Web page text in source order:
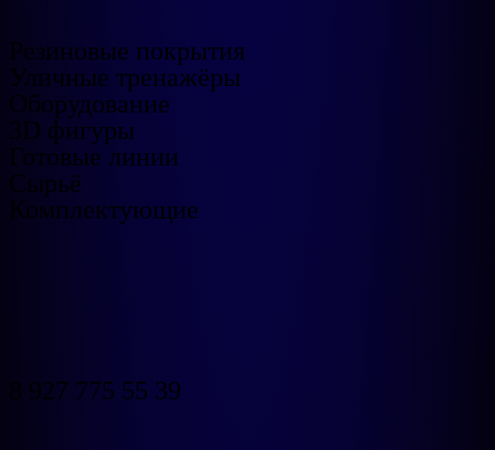
Резиновые покрытия
Уличные тренажёры
Оборудование
3D фигуры
Готовые линии
Сырьё
Комплектующие
8 927 775 55 39